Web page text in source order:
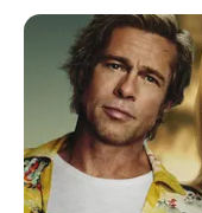
แชร์
ดู คู่ชีวิต คู่